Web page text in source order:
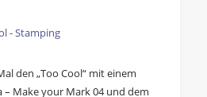
den „Too Cool“ mit einem
Make your Mark 04 und dem